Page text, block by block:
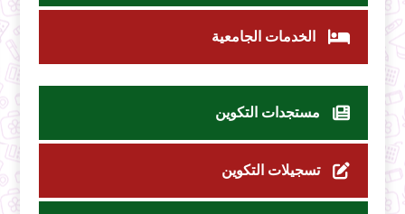
الخدمات الجامعية
مستجدات التكوين
تسجيلات التكوين